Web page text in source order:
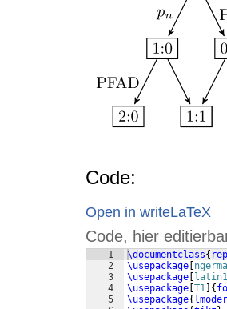
Code:
Open in writeLaTeX
Code, hier
1
2
3
4
5
\documentclass{
\usepackage
\usepackage
latin1
\usepackage T1 {
\usepackage{